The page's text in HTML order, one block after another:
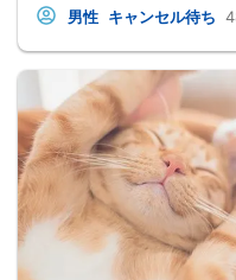
男性 キャンセル待ち